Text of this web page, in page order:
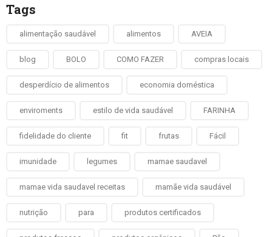
Tags
alimentação saudável alimentos AVEIA
blog BOLO COMO FAZER compras locais
desperdício de alimentos economia doméstica
enviroments estilo de vida saudável FARINHA
fidelidade do cliente fit frutas Fácil
imunidade legumes mamae saudavel
mamae vida saudavel receitas mamãe vida saudável
nutrição para produtos certificados